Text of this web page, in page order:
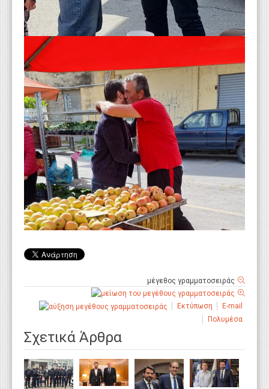
μέγεθος γραμματοσειράς
Εκτύπωση
E-mail
Πολυμέσα
Σχετικά Άρθρα